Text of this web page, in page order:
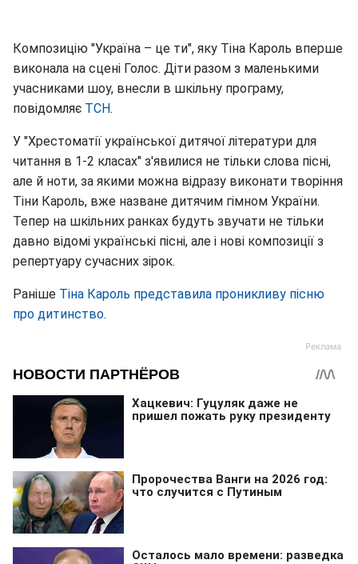
Композицію "Україна – це ти", яку Тіна Кароль вперше
виконала на сцені Голос. Діти разом з маленькими
учасниками шоу, внесли в шкільну програму,
повідомляє ТСН.
У "Хрестоматії української дитячої літератури для
читання в 1-2 класах" з'явилися не тільки слова пісні,
але й ноти, за якими можна відразу виконати творіння
Тіни Кароль, вже назване дитячим гімном України.
Тепер на шкільних ранках будуть звучати не тільки
давно відомі українські пісні, але і нові композиції з
репертуару сучасних зірок.
Раніше Тіна Кароль представила проникливу пісню
про дитинство.